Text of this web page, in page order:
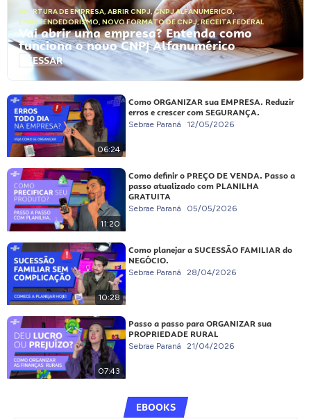
ABERTURA DE EMPRESA, ABRIR CNPJ,CNPJ ALFANUMÉRICO,
EMPREENDEDORISMO, NOVO FORMATO DE CNPJ,RECEITA FEDERAL
Vai abrir uma empresa? Entenda como
funciona o novo CNPJ Alfanumérico
ACESSAR
06:24
Como ORGANIZAR sua EMPRESA. Reduzir
erros e crescer com SEGURANÇA.
Sebrae Paraná 12/05/2026
11:20
Como definir o PREÇO DE VENDA. Passo a
passo atualizado com PLANILHA
GRATUITA
Sebrae Paraná 05/05/2026
10:28
Como planejar a SUCESSÃO FAMILIAR do
NEGÓCIO.
Sebrae Paraná 28/04/2026
07:43
Passo a passo para ORGANIZAR sua
PROPRIEDADE RURAL
Sebrae Paraná 21/04/2026
EBOOKS